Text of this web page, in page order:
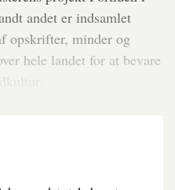
andet er indsamlet
opskrifter, minder og
hele landet for at bevare